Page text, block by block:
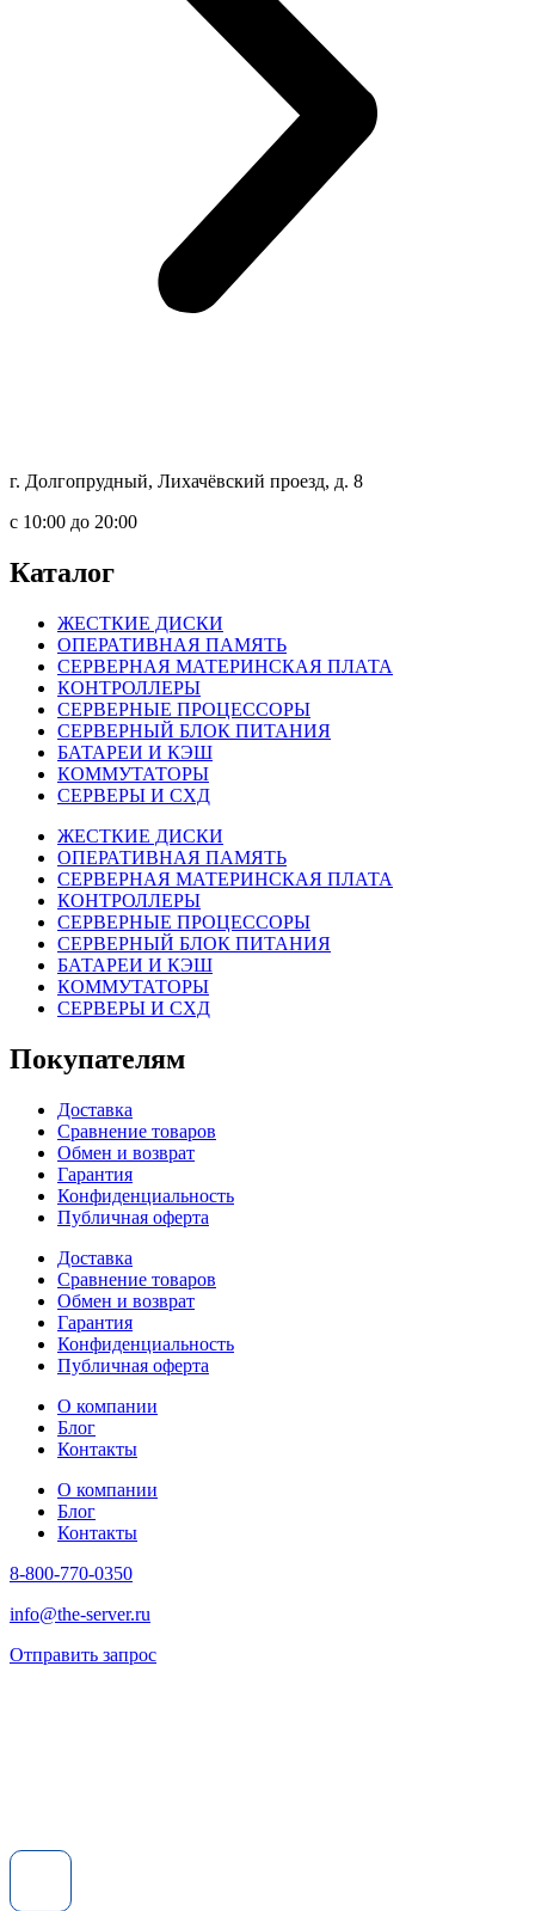
г. Долгопрудный, Лихачёвский проезд, д. 8
c 10:00 до 20:00
Каталог
ЖЕСТКИЕ ДИСКИ
ОПЕРАТИВНАЯ ПАМЯТЬ
СЕРВЕРНАЯ МАТЕРИНСКАЯ ПЛАТА
КОНТРОЛЛЕРЫ
СЕРВЕРНЫЕ ПРОЦЕССОРЫ
СЕРВЕРНЫЙ БЛОК ПИТАНИЯ
БАТАРЕИ И КЭШ
КОММУТАТОРЫ
СЕРВЕРЫ И СХД
ЖЕСТКИЕ ДИСКИ
ОПЕРАТИВНАЯ ПАМЯТЬ
СЕРВЕРНАЯ МАТЕРИНСКАЯ ПЛАТА
КОНТРОЛЛЕРЫ
СЕРВЕРНЫЕ ПРОЦЕССОРЫ
СЕРВЕРНЫЙ БЛОК ПИТАНИЯ
БАТАРЕИ И КЭШ
КОММУТАТОРЫ
СЕРВЕРЫ И СХД
Покупателям
Доставка
Сравнение товаров
Обмен и возврат
Гарантия
Конфиденциальность
Публичная оферта
Доставка
Сравнение товаров
Обмен и возврат
Гарантия
Конфиденциальность
Публичная оферта
О компании
Блог
Контакты
О компании
Блог
Контакты
8-800-770-0350
info@the-server.ru
Отправить запрос